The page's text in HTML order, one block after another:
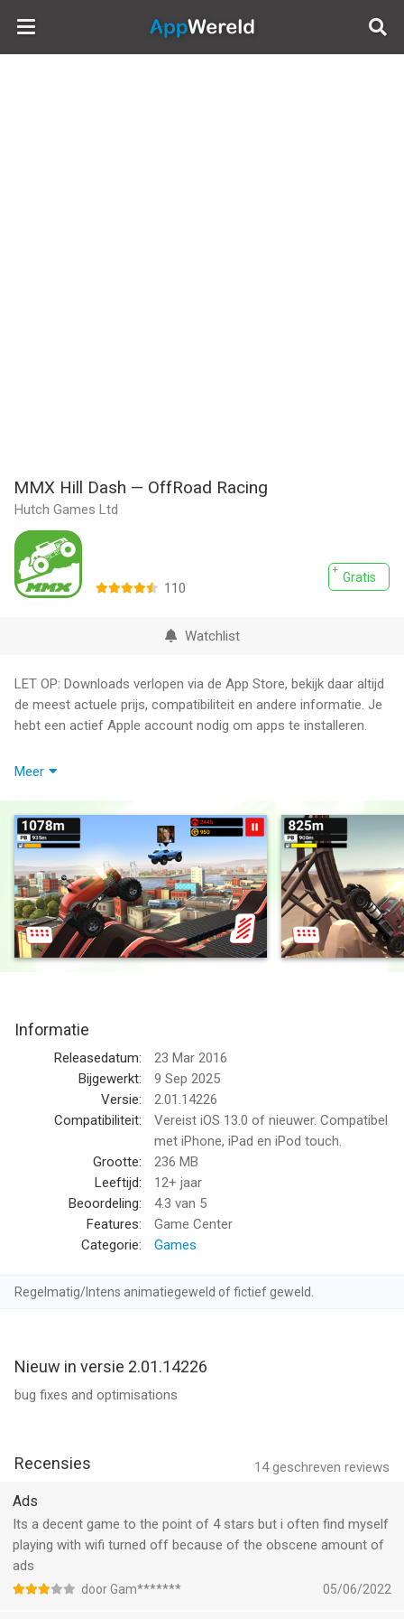
AppWereld
MMX Hill Dash — OffRoad Racing
Hutch Games Ltd
Gratis
110
Watchlist
LET OP: Downloads verlopen via de App Store, bekijk daar altijd
de meest actuele prijs, compatibiliteit en andere informatie. Je
hebt een actief Apple account nodig om apps te installeren.
100s of race challenges - the most addictive & FUN physics
Race to the finish line over a multitude of racing tracks with
hazards, hill climbs, jumps, loops, bridges and ramps in this
crazy MMX racing game.
With top physics, fun crash scenarios, and challenging
gameplay, you won’t be able to stop playing!
• Loads of top trucks to race
- Upgrades! Speed, Grip, Stability and Air Tilt
- Racing Tracks! City, Desert, Snow, Volcano, Big Air
- Trucks! The Micro, The Monster, The Classic, The Buggy, The
Big Rig, The APC, The Tank, The JoyRider, The Bouncer, The
LowRider, The Trophy Truck, The Racer, The Beast
MMX Hill Dash is the explosive follow up to the massively
successful MMX Racing.
Download for FREE today and start playing!
Our Privacy Policy: http://www.hutchgames.com/privacy/
Our Terms of Service: http://www.hutchgames.com/terms-of-
--
12 jaar.
Informatie voor MMX Hill Dash — OffRoad Racingis het laatst
vergeleken op 7 Aug om 02:49.
Meer
Informatie
Releasedatum:
23 Mar 2016
Bijgewerkt:
9 Sep 2025
Versie:
2.01.14226
Compatibiliteit:
Vereist iOS 13.0 of nieuwer. Compatibel
met iPhone, iPad en iPod touch.
Grootte:
236 MB
Leeftijd:
12+ jaar
Beoordeling:
4.3 van 5
Features:
Game Center
Categorie:
Games
Regelmatig/Intens animatiegeweld of fictief geweld.
Nieuw in versie 2.01.14226
bug fixes and optimisations
14geschreven reviews
Recensies
Ads
Its a decent game to the point of 4 stars but i often find myself
playing with wifi turned off because of the obscene amount of
ads
door Gam******* 05/06/2022